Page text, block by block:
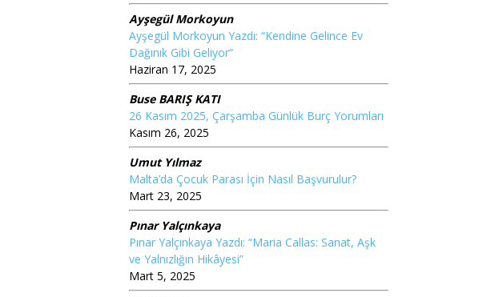
Ayşegül Morkoyun
Ayşegül Morkoyun Yazdı: “Kendine Gelince Ev
Dağınık Gibi Geliyor”
Haziran 17, 2025
Buse BARIŞ KATI
26 Kasım 2025, Çarşamba Günlük Burç Yorumları
Kasım 26, 2025
Umut Yılmaz
Malta’da Çocuk Parası İçin Nasıl Başvurulur?
Mart 23, 2025
Pınar Yalçınkaya
Pınar Yalçınkaya Yazdı: “Maria Callas: Sanat, Aşk
ve Yalnızlığın Hikâyesi”
Mart 5, 2025